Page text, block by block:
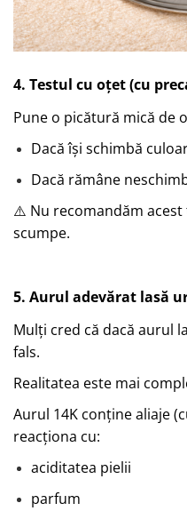
4. Testul cu oțet (cu
Pune o picătură mică de
Dacă își schimbă
Dacă rămâne
⚠️ Nu recomandăm
scumpe.
5. Aurul adevărat lasă
Mulți cred că dacă aurul
fals.
Realitatea este mai
Aurul 14K conține aliaje
reacționa cu:
aciditatea pielii
parfum